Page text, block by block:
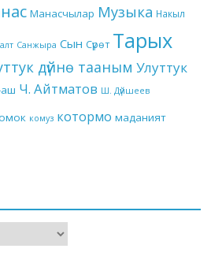
Манасчылар Музыка Накыл
Санжыра Сын Сүрөт Тарых
дүйнө тааным Улуттук
аш Ч. Айтматов Ш. Дүйшеев
комуз котормо маданият